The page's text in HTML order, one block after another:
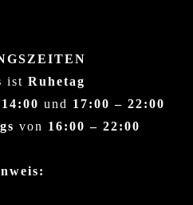
ist Ruhetag
und 17:00 – 22:00
von 16:00 – 22:00